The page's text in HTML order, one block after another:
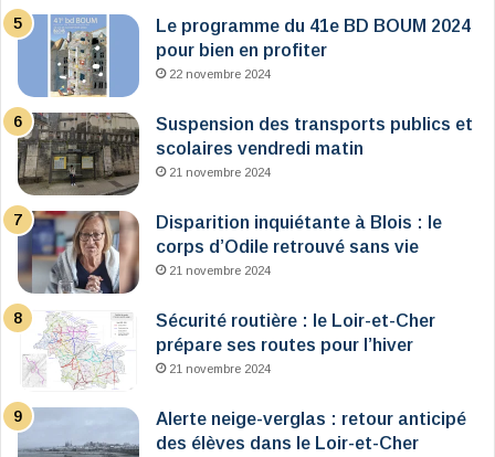
Le programme du 41e BD BOUM 2024
pour bien en profiter
22 novembre 2024
Suspension des transports publics et
scolaires vendredi matin
21 novembre 2024
Disparition inquiétante à Blois : le
corps d’Odile retrouvé sans vie
21 novembre 2024
Sécurité routière : le Loir-et-Cher
prépare ses routes pour l’hiver
21 novembre 2024
Alerte neige-verglas : retour anticipé
des élèves dans le Loir-et-Cher